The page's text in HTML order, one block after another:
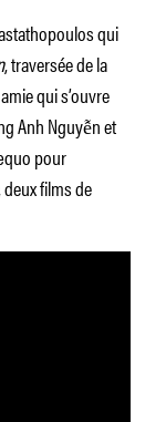
qui
, traversée de la
qui s’ouvre
Anh Nguyễn et
pour
deux films de